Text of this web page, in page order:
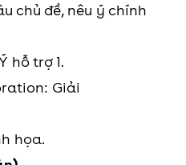
chủ đề, nêu ý chính
hỗ trợ 1.
Giải
họa.